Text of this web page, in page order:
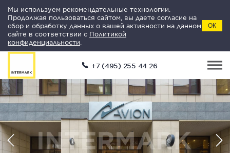
Мы используем рекомендательные технологии.
Продолжая пользоваться сайтом, вы даете согласие на
сбор и обработку данных о вашей активности на данном
сайте в соответствии с Политикой
конфиденциальности
ОК
+7 (495) 255 44 26